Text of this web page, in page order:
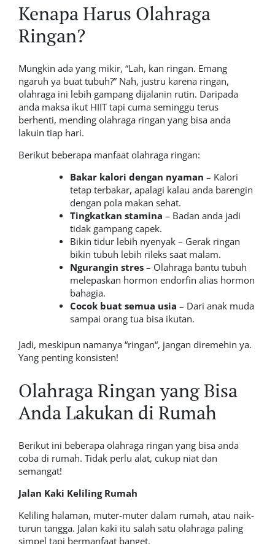
Kenapa Harus Olahraga
Ringan?
Mungkin ada yang mikir, “Lah, kan ringan. Emang
ngaruh ya buat tubuh?” Nah, justru karena ringan,
olahraga ini lebih gampang dijalanin rutin. Daripada
anda maksa ikut HIIT tapi cuma seminggu terus
berhenti, mending olahraga ringan yang bisa anda
lakuin tiap hari.
Berikut beberapa manfaat olahraga ringan:
Bakar kalori dengan nyaman – Kalori
tetap terbakar, apalagi kalau anda barengin
dengan pola makan sehat.
Tingkatkan stamina – Badan anda jadi
tidak gampang capek.
Bikin tidur lebih nyenyak – Gerak ringan
bikin tubuh lebih rileks saat malam.
Ngurangin stres– Olahraga bantu tubuh
melepaskan hormon endorfin alias hormon
bahagia.
Cocok buat semua usia – Dari anak muda
sampai orang tua bisa ikutan.
Jadi, meskipun namanya “ringan“, jangan diremehin ya.
Yang penting konsisten!
Olahraga Ringan yang Bisa
Anda Lakukan di Rumah
Berikut ini beberapa olahraga ringan yang bisa anda
coba di rumah. Tidak perlu alat, cukup niat dan
semangat!
Jalan Kaki Keliling Rumah
Keliling halaman, muter-muter dalam rumah, atau naik-
turun tangga. Jalan kaki itu salah satu olahraga paling
simpel tapi bermanfaat banget.